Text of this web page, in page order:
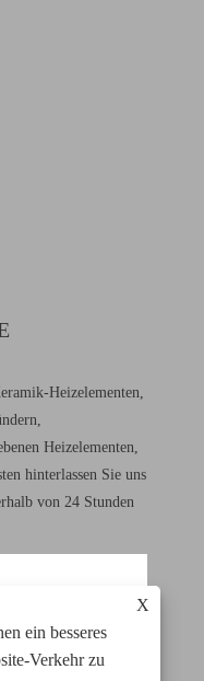
X
ein besseres
Verkehr zu
Heizelementen,
Heizelementen,
hinterlassen Sie uns
von 24 Stunden